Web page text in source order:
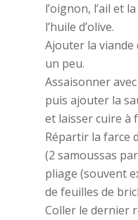
l’oignon, l’ail et
l’huile d’olive.
Ajouter la
un peu.
Assaisonner
puis ajouter la
et laisser cuire à
Répartir la farce
(2 samoussas
pliage (souvent
de feuilles de
Coller le dernier